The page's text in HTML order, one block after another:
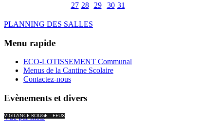
27 28 29 30 31
PLANNING DES SALLES
Menu rapide
ECO-LOTISSEMENT Communal
Menus de la Cantine Scolaire
Contactez-nous
Evènements et divers
VIGILANCE ROUGE - FEUX
Vue par mois